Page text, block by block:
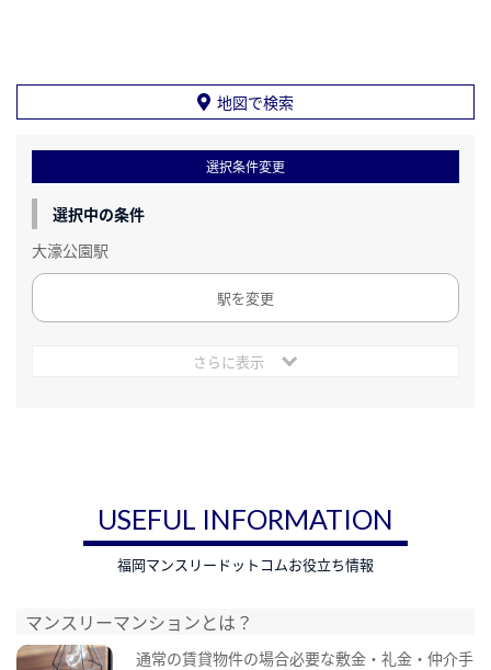
地図で検索
選択条件変更
選択中の条件
大濠公園駅
駅を変更
さらに表示
USEFUL INFORMATION
福岡マンスリードットコムお役立ち情報
マンスリーマンションとは？
通常の賃貸物件の場合必要な敷金・礼金・仲介手